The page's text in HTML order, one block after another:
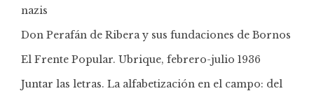
nazis
Don Perafán de Ribera y sus fundaciones de Bornos
El Frente Popular. Ubrique, febrero-julio 1936
Juntar las letras. La alfabetización en el campo: del